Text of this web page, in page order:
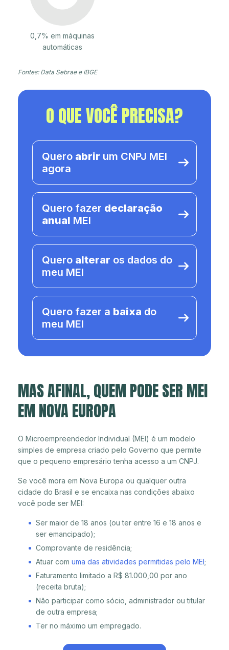
0,7% em máquinas
automáticas
Fontes: Data Sebrae e IBGE
O QUE VOCÊ PRECISA?
Quero abrir um CNPJ MEI
agora
Quero fazer declaração
anual MEI
Quero alterar os dados do
meu MEI
Quero fazer a baixa do
meu MEI
MAS AFINAL, QUEM PODE SER MEI
EM NOVA EUROPA
O Microempreendedor Individual (MEI) é um modelo
simples de empresa criado pelo Governo que permite
que o pequeno empresário tenha acesso a um CNPJ.
Se você mora em Nova Europa ou qualquer outra
cidade do Brasil e se encaixa nas condições abaixo
você pode ser MEI:
Ser maior de 18 anos (ou ter entre 16 e 18 anos e
ser emancipado);
Comprovante de residência;
Atuar com uma das atividades permitidas pelo MEI;
Faturamento limitado a R$ 81.000,00 por ano
(receita bruta);
Não participar como sócio, administrador ou titular
de outra empresa;
Ter no máximo um empregado.